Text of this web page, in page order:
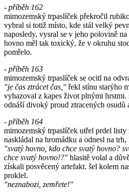
- příběh 162
mimozemský trpaslíček překročil
vybral si totiž místo, kde stál velký
naposledy, vysral se v jeho polovině
hovno měl tak toxický, že v okruhu
pomřelo.
- příběh 163
mimozemský trpaslíček se ocitl na
"je čas ztrácet čas," řekl stínu starýho
vyhazoval z kapes život plnými
odnáší divoký proud ztracených osudů
- příběh 164
mimozemský trpaslíček utřel prdel
naskládal na hromádku a odnesl na
"svatý hovno, kdo chce svatý hovno?
chce svatý hovno!?" hlasitě volal a
získali posvěcený artefakt. šel kolem
proklel.
"neznabozi, zemřete!"